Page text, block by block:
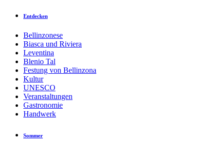
Entdecken
Bellinzonese
Biasca und Riviera
Leventina
Blenio Tal
Festung von Bellinzona
Kultur
UNESCO
Veranstaltungen
Gastronomie
Handwerk
Sommer